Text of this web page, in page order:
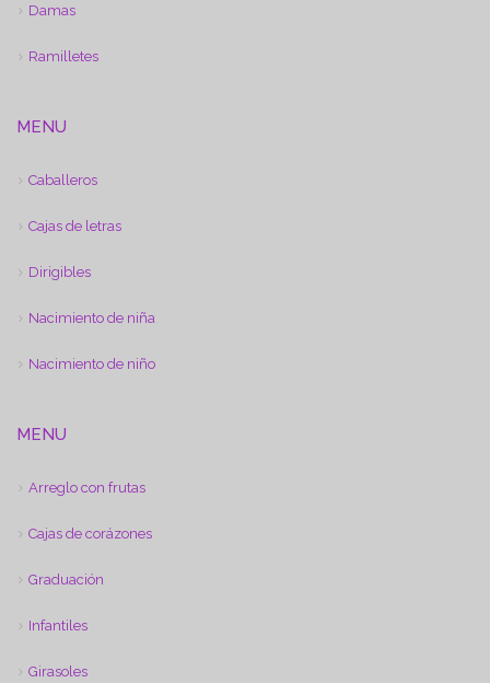
Damas
Ramilletes
MENU
Caballeros
Cajas de letras
Dirigibles
Nacimiento de niña
Nacimiento de niño
MENU
Arreglo con frutas
Cajas de corázones
Graduación
Infantiles
Girasoles